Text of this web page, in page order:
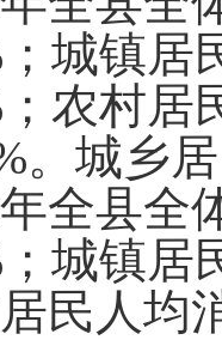
；城镇居
农村居
。城乡
全县全
；城镇居
民人均